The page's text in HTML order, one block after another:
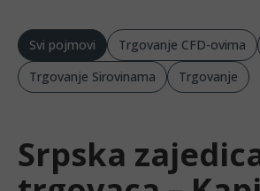
Svi pojmovi Trgovanje CFD-ovima
Trgovanje Sirovinama
Trgovanje
Srpska